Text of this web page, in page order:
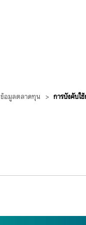
ข้อมูลตลาดทุน > การบังคับใ